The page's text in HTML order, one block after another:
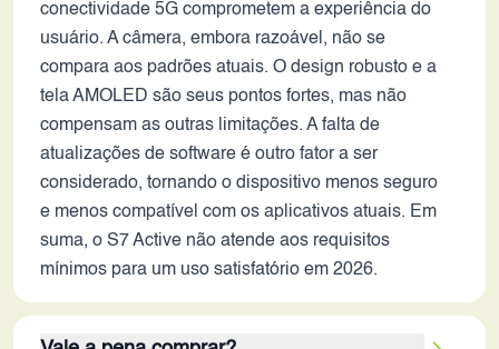
conectividade 5G comprometem a experiência do
usuário. A câmera, embora razoável, não se
compara aos padrões atuais. O design robusto e a
tela AMOLED são seus pontos fortes, mas não
compensam as outras limitações. A falta de
atualizações de software é outro fator a ser
considerado, tornando o dispositivo menos seguro
e menos compatível com os aplicativos atuais. Em
suma, o S7 Active não atende aos requisitos
mínimos para um uso satisfatório em 2026.